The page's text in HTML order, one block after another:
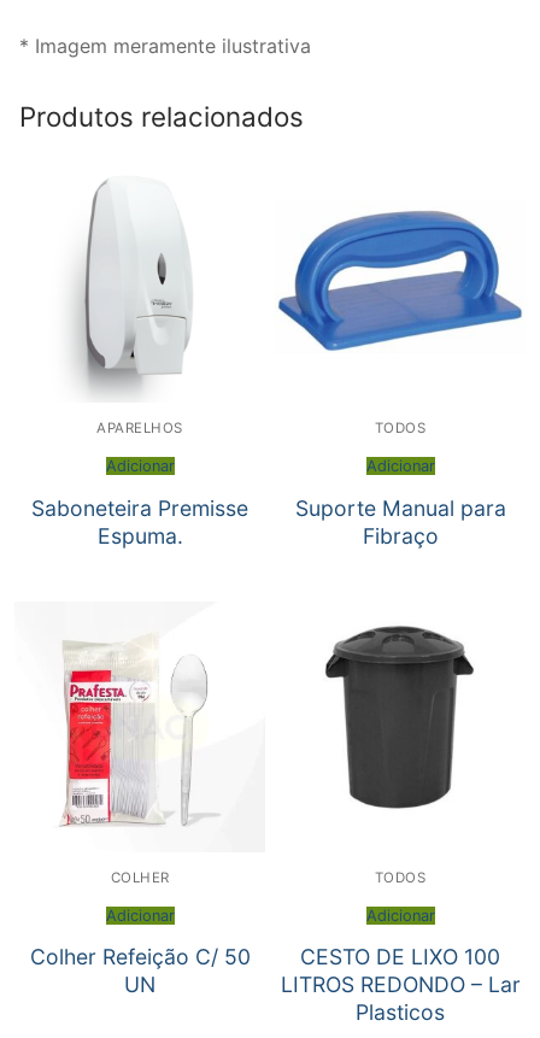
* Imagem meramente ilustrativa
Produtos relacionados
APARELHOS
Adicionar
Saboneteira Premisse
Espuma.
TODOS
Adicionar
Suporte Manual para
Fibraço
COLHER
Adicionar
Colher Refeição C/ 50
UN
TODOS
Adicionar
CESTO DE LIXO 100
LITROS REDONDO – Lar
Plasticos